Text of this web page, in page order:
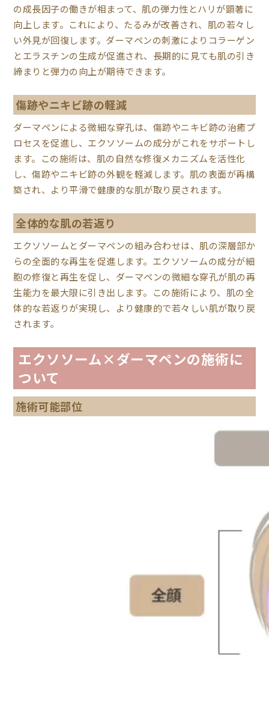
の成長因子の働きが相まって、肌の弾力性とハリが顕著に
向上します。これにより、たるみが改善され、肌の若々し
い外見が回復します。ダーマペンの刺激によりコラーゲン
とエラスチンの生成が促進され、長期的に見ても肌の引き
締まりと弾力の向上が期待できます。
傷跡やニキビ跡の軽減
ダーマペンによる微細な穿孔は、傷跡やニキビ跡の治癒プ
ロセスを促進し、エクソソームの成分がこれをサポートし
ます。この施術は、肌の自然な修復メカニズムを活性化
し、傷跡やニキビ跡の外観を軽減します。肌の表面が再構
築され、より平滑で健康的な肌が取り戻されます。
全体的な肌の若返り
エクソソームとダーマペンの組み合わせは、肌の深層部か
らの全面的な再生を促進します。エクソソームの成分が細
胞の修復と再生を促し、ダーマペンの微細な穿孔が肌の再
生能力を最大限に引き出します。この施術により、肌の全
体的な若返りが実現し、より健康的で若々しい肌が取り戻
されます。
エクソソーム×ダーマペンの施術に
ついて
施術可能部位